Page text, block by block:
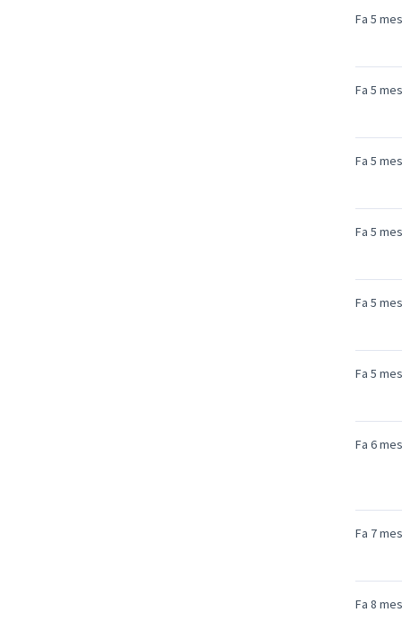
Fa 5
Fa 5
Fa 5
Fa 5
Fa 5
Fa 5
Fa 6
Fa 7
Fa 8